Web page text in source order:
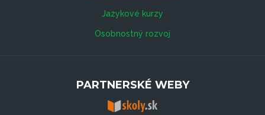
Jazykové kurzy
Osobnostný rozvoj
PARTNERSKÉ WEBY